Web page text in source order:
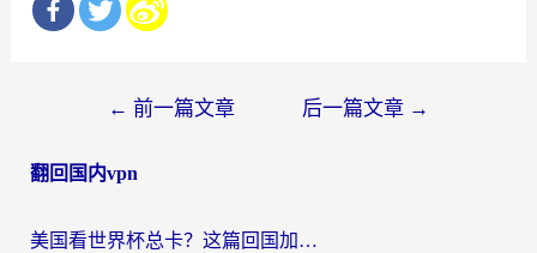
导
← 前一篇文章 后一篇文章 →
翻回国内vpn
美国看世界杯总卡？这篇回国加速器指南帮你无缝刷国内资源（附苹果手机VPN设置步骤）